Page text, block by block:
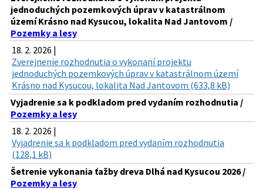
jednoduchých pozemkových úprav v katastrálnom
území Krásno nad Kysucou, lokalita Nad Jantovom /
Pozemky a lesy
18. 2. 2026 |
Zverejnenie rozhodnutia o vykonaní projektu
jednoduchých pozemkových úprav v katastrálnom území
Krásno nad Kysucou, lokalita Nad Jantovom (633,8 kB)
Vyjadrenie sa k podkladom pred vydaním rozhodnutia /
Pozemky a lesy
18. 2. 2026 |
Vyjadrenie sa k podkladom pred vydaním rozhodnutia
(128,1 kB)
Šetrenie vykonania ťažby dreva Dlhá nad Kysucou 2026 /
Pozemky a lesy